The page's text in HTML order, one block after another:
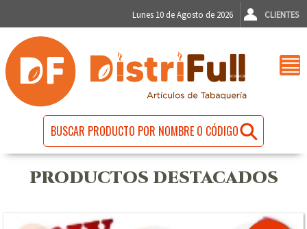
Lunes 10 de Agosto de 2026 CLIENTES
PRODUCTOS DESTACADOS